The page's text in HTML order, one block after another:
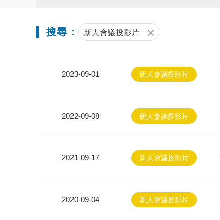
搜尋： 新人會議投影片
2023-09-01 新人會議投影片
2022-09-08 新人會議投影片
2021-09-17 新人會議投影片
2020-09-04 新人會議投影片